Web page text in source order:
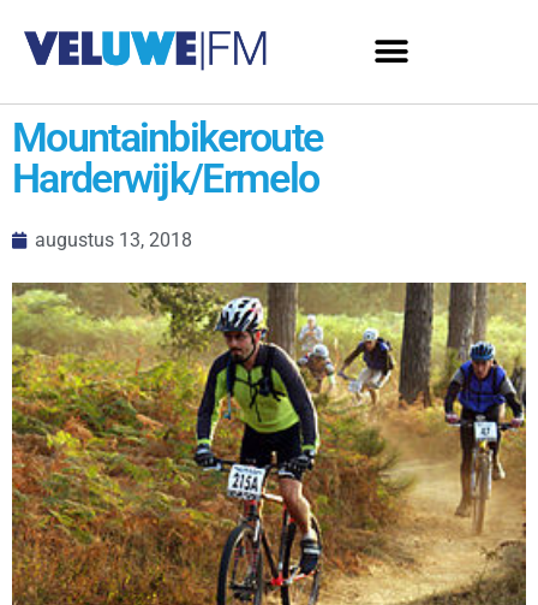
Mountainbikeroute
Harderwijk/Ermelo
augustus 13, 2018